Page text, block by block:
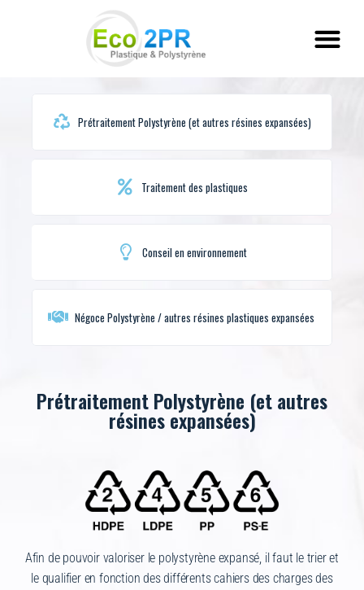
Prétraitement Polystyrène (et autres résines expansées)
Traitement des plastiques
Conseil en environnement
Négoce Polystyrène / autres résines plastiques expansées
Prétraitement Polystyrène (et autres
résines expansées)
Afin de pouvoir valoriser le polystyrène expansé, il faut le trier et
le qualifier en fonction des différents cahiers des charges des